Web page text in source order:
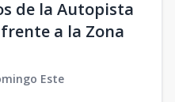
de la Autopista
a la Zona
Este